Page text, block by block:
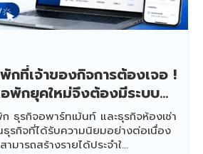
ที่เจ้าของกิจการต้องเจอ !
พักยุคใหม่จึงต้องมีระบบ
จัดการหอพัก
ธุรกิจอพาร์ทเม้นท์ และธุรกิจห้องเช่า
ธุรกิจที่ได้รับความนิยมอย่างต่อเนื่อง
ามารถสร้างรายได้ประจำใ...